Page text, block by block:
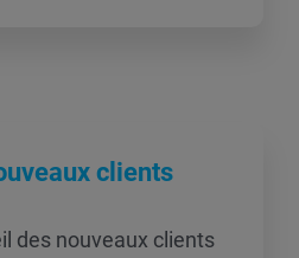
clients
des nouveaux clients